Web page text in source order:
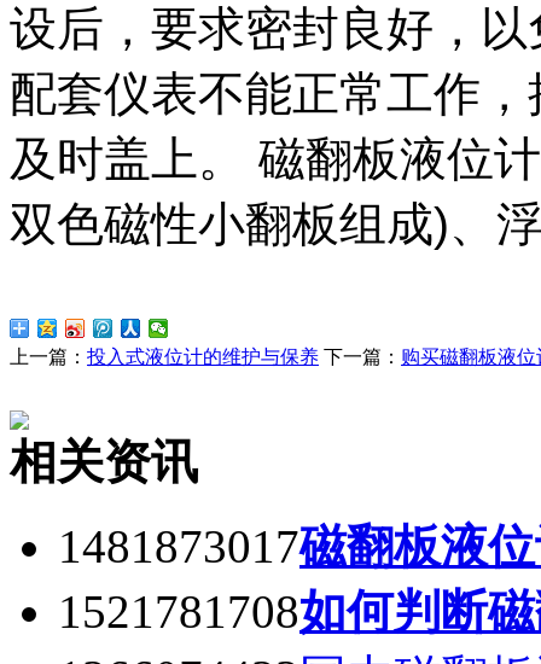
设后，要求密封良好，
配套仪表不能正常工作
及时盖上。 磁翻板液位
双色磁性小翻板组成)、
上一篇： 投入式液位计的维护与保养 下一篇： 购买磁翻板液
相关资讯
1481873017磁翻板液
1521781708如何判断